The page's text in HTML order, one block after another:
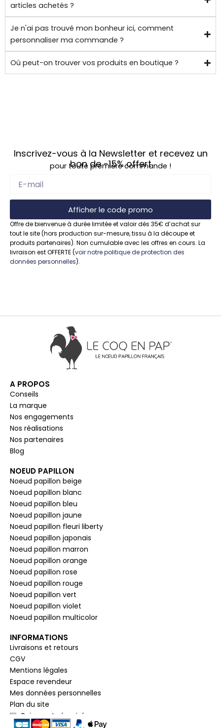
articles achetés ?
Je n'ai pas trouvé mon bonheur ici, comment
personnaliser ma commande ?
Où peut-on trouver vos produits en boutique ?
Inscrivez-vous à la Newsletter et recevez un
bon de -15% offert
pour toute première commande !
Afficher le code promo
Offre de bienvenue à durée limitée et valoir dès 35€ d’achat sur
tout le site (hors production sur-mesure, tissu à la découpe et
produits partenaires). Non cumulable avec les offres en cours. La
livraison est OFFERTE (voir notre politique de protection des
données personnelles).
A PROPOS
Conseils
La marque
Nos engagements
Nos réalisations
Nos partenaires
Blog
NOEUD PAPILLON
Noeud papillon beige
Noeud papillon blanc
Noeud papillon bleu
Noeud papillon jaune
Noeud papillon fleuri liberty
Noeud papillon japonais
Noeud papillon marron
Noeud papillon orange
Noeud papillon rose
Noeud papillon rouge
Noeud papillon vert
Noeud papillon violet
Noeud papillon multicolor
INFORMATIONS
Livraisons et retours
CGV
Mentions légales
Espace revendeur
Mes données personnelles
Plan du site
Paiement sécurisé